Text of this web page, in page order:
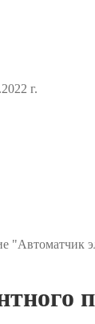
г.
"Автоматчик